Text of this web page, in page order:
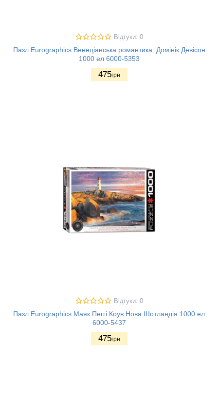
Відгуки: 0
Пазл Eurographics Венеціанська романтика. Домінік Девісон
1000 ел 6000-5353
475грн
Відгуки: 0
Пазл Eurographics Маяк Пеггі Коув Нова Шотландія 1000 ел
6000-5437
475грн